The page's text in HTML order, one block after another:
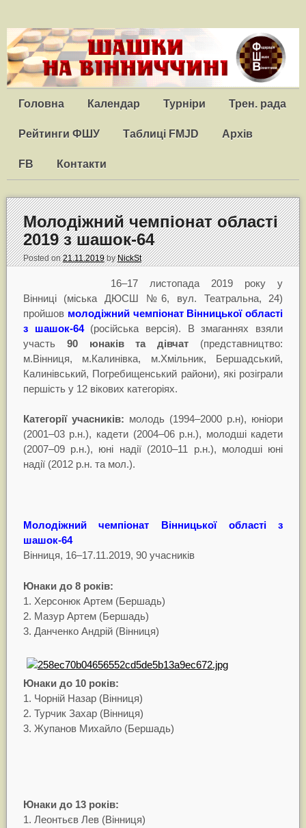
Головна Календар Турніри Трен. рада
Рейтинги ФШУ Таблиці FMJD Архів
FB Контакти
Молодіжний чемпіонат області
2019 з шашок-64
Posted on21.11.2019 byNickSt
16–17 листопада 2019 року у
Вінниці (міська ДЮСШ №6, вул. Театральна, 24)
пройшов молодіжний чемпіонат Вінницької області
з шашок-64 (російська версія). В змаганнях взяли
участь 90 юнаків та дівчат (представництво:
м.Вінниця, м.Калинівка, м.Хмільник, Бершадський,
Калинівський, Погребищенський райони), які розіграли
першість у 12 вікових категоріях.
Категорії учасників: молодь (1994–2000 р.н), юніори
(2001–03 р.н.), кадети (2004–06 р.н.), молодші кадети
(2007–09 р.н.), юні надії (2010–11 р.н.), молодші юні
надії (2012 р.н. та мол.).
Молодіжний чемпіонат Вінницької області з
шашок-64
Вінниця, 16–17.11.2019, 90 учасників
Юнаки до 8 років:
1. Херсонюк Артем (Бершадь)
2. Мазур Артем (Бершадь)
3. Данченко Андрій (Вінниця)
Юнаки до 10 років:
1. Чорній Назар (Вінниця)
2. Турчик Захар (Вінниця)
3. Жупанов Михайло (Бершадь)
Юнаки до 13 років:
1. Леонтьєв Лев (Вінниця)